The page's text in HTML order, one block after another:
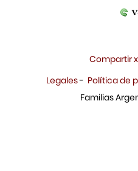
Compartir
Legales- Política de
Familias